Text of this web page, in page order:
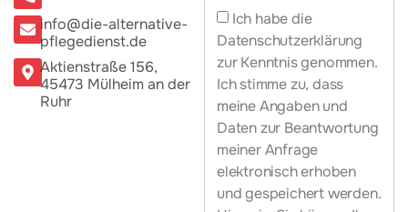
info@die-alternative-
pflegedienst.de
Aktienstraße 156,
45473 Mülheim an der
Ruhr
Ich habe die
Datenschutzerklärung
zur Kenntnis genommen.
Ich stimme zu, dass
meine Angaben und
Daten zur Beantwortung
meiner Anfrage
elektronisch erhoben
und gespeichert werden.